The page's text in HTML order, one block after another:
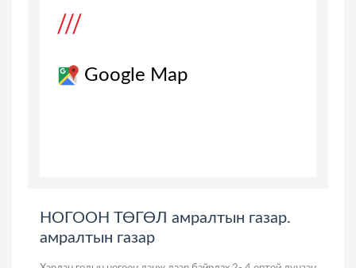
Google Map
НОГООН ТӨГӨЛ амралтын газар.
амралтын газар